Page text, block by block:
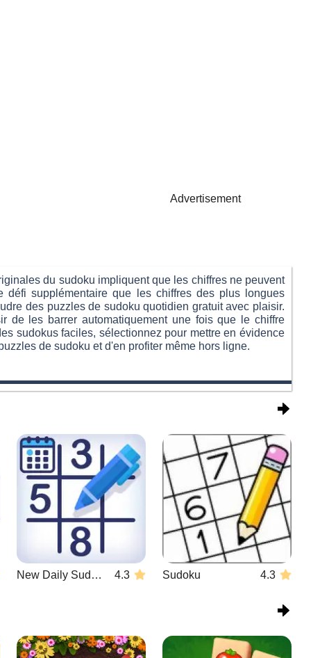
Advertisement
du sudoku impliquent que les chiffres ne peuvent
supplémentaire que les chiffres des plus longues
des puzzles de sudoku quotidien gratuit avec plaisir.
de les barrer automatiquement une fois que le chiffre
sudokus faciles, sélectionnez pour mettre en évidence
de sudoku et d'en profiter même hors ligne.
New Daily Sudoku 4.3 Sudoku 4.3